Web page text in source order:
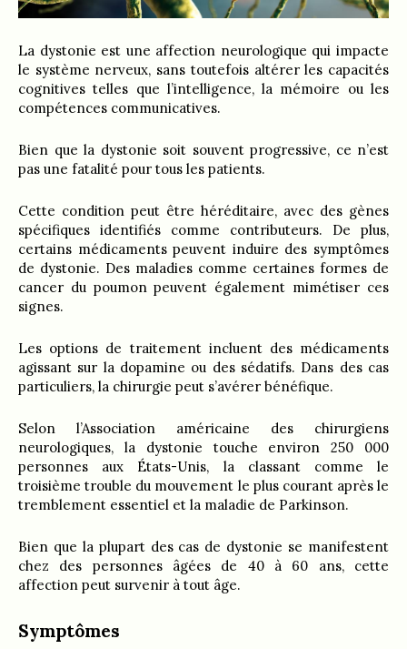
La dystonie est une affection neurologique qui impacte
le système nerveux, sans toutefois altérer les capacités
cognitives telles que l’intelligence, la mémoire ou les
compétences communicatives.
Bien que la dystonie soit souvent progressive, ce n’est
pas une fatalité pour tous les patients.
Cette condition peut être héréditaire, avec des gènes
spécifiques identifiés comme contributeurs. De plus,
certains médicaments peuvent induire des symptômes
de dystonie. Des maladies comme certaines formes de
cancer du poumon peuvent également mimétiser ces
signes.
Les options de traitement incluent des médicaments
agissant sur la dopamine ou des sédatifs. Dans des cas
particuliers, la chirurgie peut s’avérer bénéfique.
Selon l’Association américaine des chirurgiens
neurologiques, la dystonie touche environ 250 000
personnes aux États-Unis, la classant comme le
troisième trouble du mouvement le plus courant après le
tremblement essentiel et la maladie de Parkinson.
Bien que la plupart des cas de dystonie se manifestent
chez des personnes âgées de 40 à 60 ans, cette
affection peut survenir à tout âge.
Symptômes